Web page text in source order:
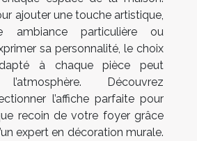
ajouter une touche artistique,
ambiance particulière ou
sa personnalité, le choix
à chaque pièce peut
Découvrez
l’affiche parfaite pour
recoin de votre foyer grâce
expert en décoration murale.